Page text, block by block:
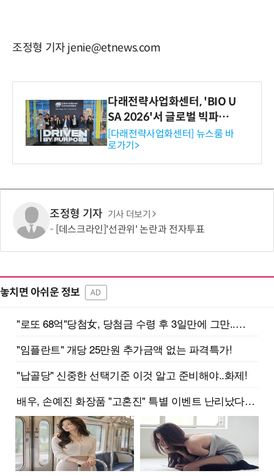
조정형 기자 jenie@etnews.com
다래전략사업화센터, 'BIO U
SA 2026'서 글로벌 빅파마
와의 비즈니스 미팅 지원…K
-바이오 해외 진출 교두보 확
보
[다래전략사업화센터] 뉴스룸 바
로가기>
조정형 기자 기사 더보기
[데스크라인]'선관위' 논란과 전자투표
놓치면 아쉬운 정보 AD